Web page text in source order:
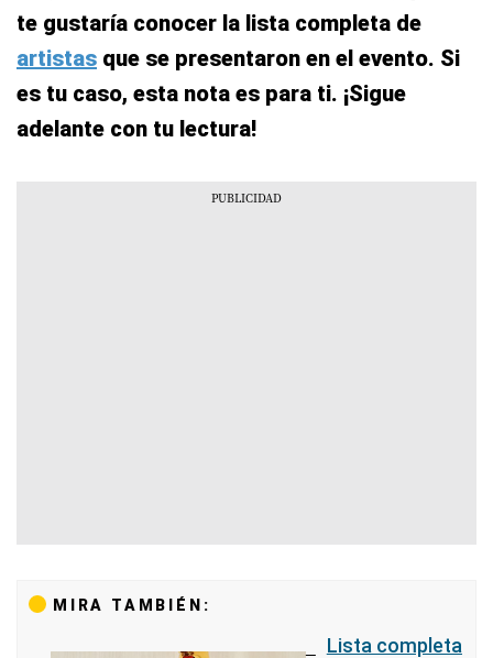
te gustaría conocer la lista completa de
artistas que se presentaron en el evento. Si
es tu caso, esta nota es para ti. ¡Sigue
adelante con tu lectura!
MIRA TAMBIÉN:
Lista completa